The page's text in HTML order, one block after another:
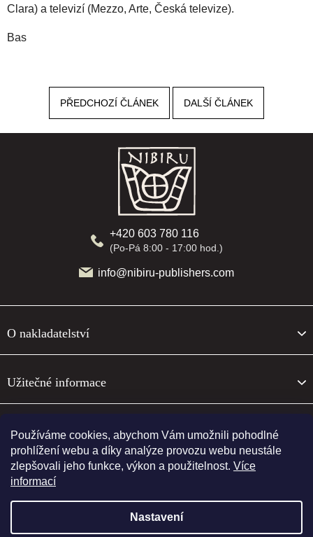
Používáme cookies, abychom Vám umožnili pohodlné
prohlížení webu a díky analýze provozu webu neustále
zlepšovali jeho funkce, výkon a použitelnost. Více
informací
Nastavení
Clara) a televizí (Mezzo, Arte, Česká televize).
Bas
PŘEDCHOZÍ ČLÁNEK DALŠÍ ČLÁNEK
+420 603 780 116
(Po-Pá 8:00 - 17:00 hod.)
info@nibiru-publishers.com
O nakladatelství
Užitečné informace
O nakladatelství
Sledujte nás